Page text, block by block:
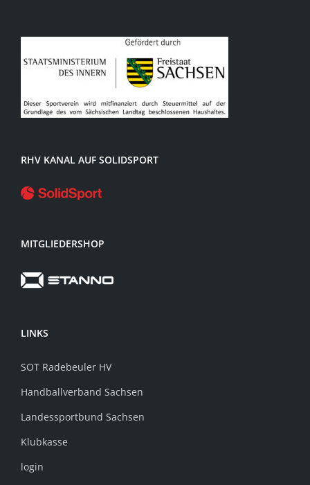
RHV KANAL AUF SOLIDSPORT
MITGLIEDERSHOP
LINKS
SOT Radebeuler HV
Handballverband Sachsen
Landessportbund Sachsen
Klubkasse
login